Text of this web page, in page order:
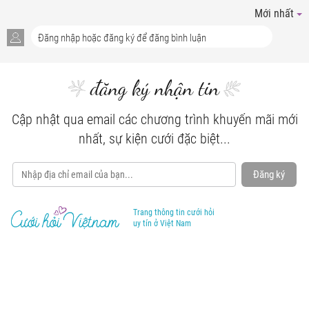
Mới nhất
đăng ký nhận tin
Cập nhật qua email các chương trình khuyến mãi mới
nhất, sự kiện cưới đặc biệt...
Đăng ký
Trang thông tin cưới hỏi
uy tín ở Việt Nam